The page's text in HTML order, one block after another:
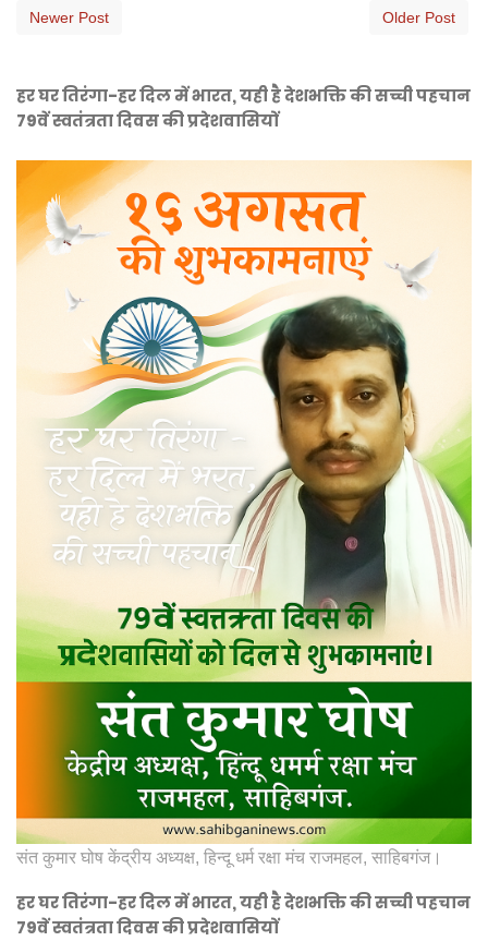
Newer Post Older Post
हर घर तिरंगा-हर दिल में भारत, यही है देशभक्ति की सच्ची पहचान
79वें स्वतंत्रता दिवस की प्रदेशवासियों
संत कुमार घोष केंद्रीय अध्यक्ष, हिन्दू धर्म रक्षा मंच राजमहल, साहिबगंज।
हर घर तिरंगा-हर दिल में भारत, यही है देशभक्ति की सच्ची पहचान
79वें स्वतंत्रता दिवस की प्रदेशवासियों